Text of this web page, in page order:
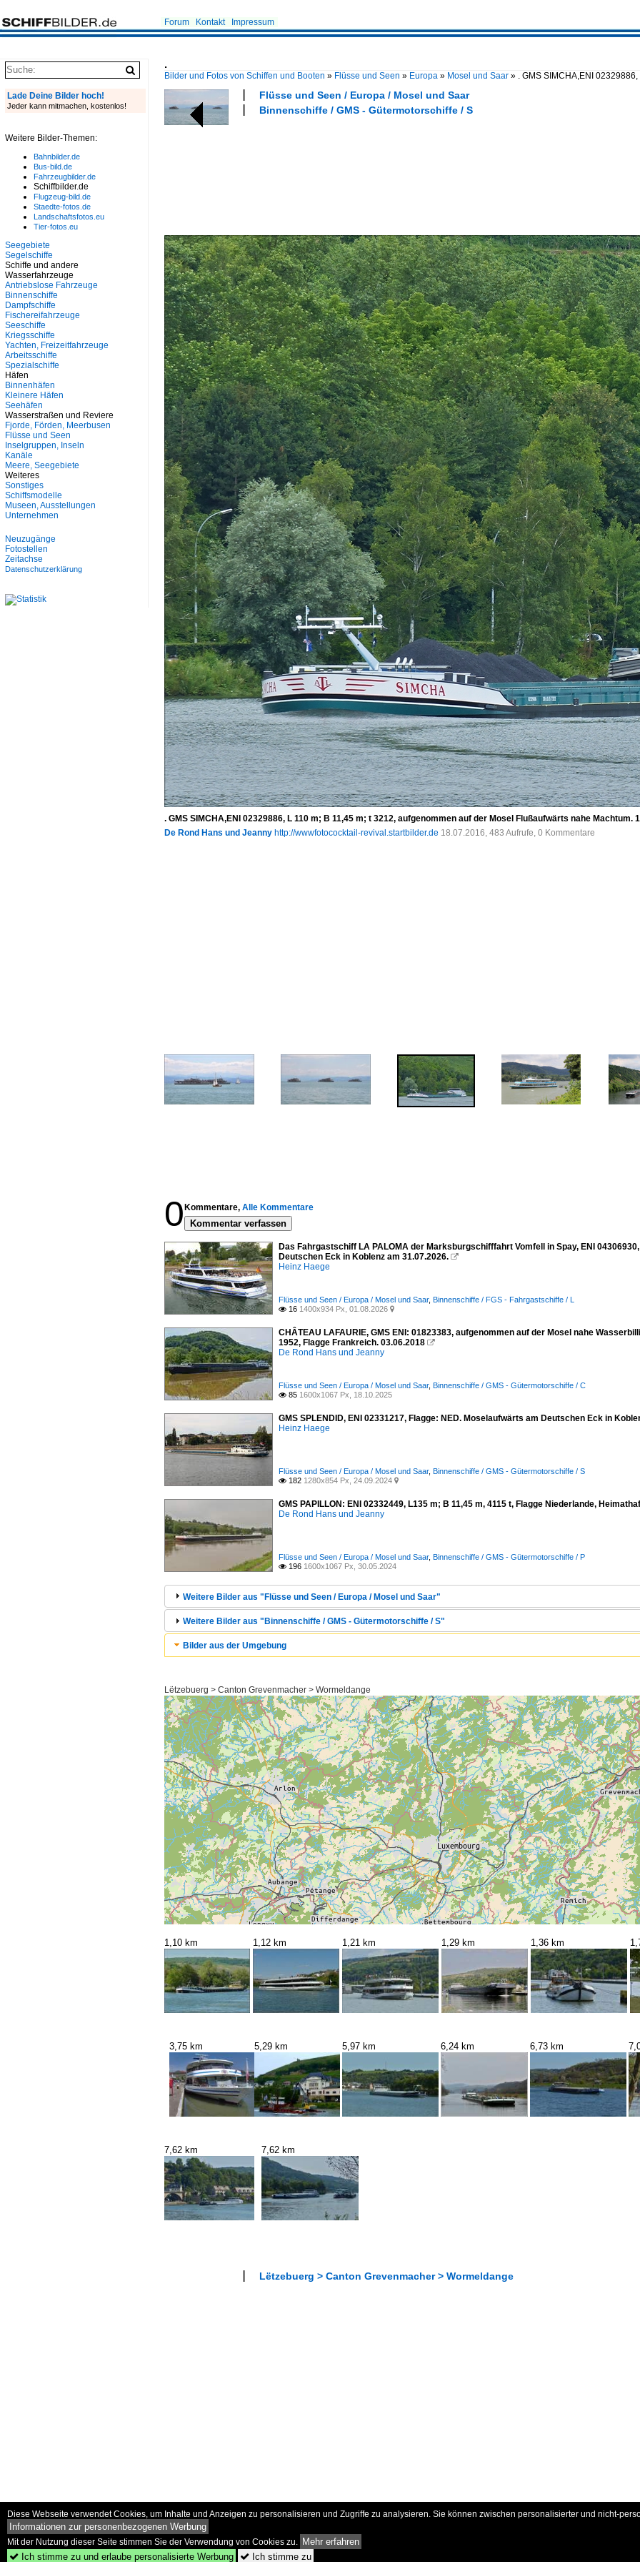
Forum Kontakt Impressum
.
Bilder und Fotos von Schiffen und Booten » Flüsse und Seen » Europa » Mosel und Saar » . GMS SIMCHA,ENI 02329886,
Flüsse und Seen / Europa / Mosel und Saar
Binnenschiffe / GMS - Gütermotorschiffe / S
. GMS SIMCHA,ENI 02329886, L 110 m; B 11,45 m; t 3212, aufgenommen auf der Mosel Flußaufwärts nahe Machtum.
De Rond Hans und Jeanny http://wwwfotococktail-revival.startbilder.de 18.07.2016, 483 Aufrufe, 0 Kommentare
0 Kommentare, Alle Kommentare
Kommentar verfassen
Das Fahrgastschiff LA PALOMA der Marksburgschifffahrt Vomfell in Spay, ENI
Deutschen Eck in Koblenz am 31.07.2026. 
Heinz Haege
Flüsse und Seen / Europa / Mosel und Saar, Binnenschiffe / FGS - Fahrgastschiffe / L
 16 1400x934 Px, 01.08.2026 
CHÂTEAU LAFAURIE, GMS ENI: 01823383, aufgenommen auf der Mosel nahe
1952, Flagge Frankreich. 03.06.2018 
De Rond Hans und Jeanny
Flüsse und Seen / Europa / Mosel und Saar, Binnenschiffe / GMS - Gütermotorschiffe / C
 85 1600x1067 Px, 18.10.2025
GMS SPLENDID, ENI 02331217, Flagge: NED. Moselaufwärts am Deutschen Eck in
Heinz Haege
Flüsse und Seen / Europa / Mosel und Saar, Binnenschiffe / GMS - Gütermotorschiffe / S
 182 1280x854 Px, 24.09.2024 
GMS PAPILLON: ENI 02332449, L135 m; B 11,45 m, 4115 t, Flagge Niederlande,
De Rond Hans und Jeanny
Flüsse und Seen / Europa / Mosel und Saar, Binnenschiffe / GMS - Gütermotorschiffe / P
 196 1600x1067 Px, 30.05.2024
Weitere Bilder aus "Flüsse und Seen / Europa / Mosel und Saar"
Weitere Bilder aus "Binnenschiffe / GMS - Gütermotorschiffe / S"
Bilder aus der Umgebung
Lëtzebuerg > Canton Grevenmacher > Wormeldange
1,10 km 1,12 km 1,21 km 1,29 km 1,36 km
3,75 km 5,29 km 5,97 km 6,24 km 6,73 km
7,62 km 7,62 km
Lëtzebuerg > Canton Grevenmacher > Wormeldange
Lade Deine Bilder hoch!
Jeder kann mitmachen, kostenlos!
Weitere Bilder-Themen:
Bahnbilder.de
Bus-bild.de
Fahrzeugbilder.de
Schiffbilder.de
Flugzeug-bild.de
Staedte-fotos.de
Landschaftsfotos.eu
Tier-fotos.eu
Seegebiete
Segelschiffe
Schiffe und andere
Wasserfahrzeuge
Antriebslose Fahrzeuge
Binnenschiffe
Dampfschiffe
Fischereifahrzeuge
Seeschiffe
Kriegsschiffe
Yachten, Freizeitfahrzeuge
Arbeitsschiffe
Spezialschiffe
Häfen
Binnenhäfen
Kleinere Häfen
Seehäfen
Wasserstraßen und Reviere
Fjorde, Förden, Meerbusen
Flüsse und Seen
Inselgruppen, Inseln
Kanäle
Meere, Seegebiete
Weiteres
Sonstiges
Schiffsmodelle
Museen, Ausstellungen
Unternehmen
Neuzugänge
Fotostellen
Zeitachse
Datenschutzerklärung
Diese Webseite verwendet Cookies, um Inhalte und Anzeigen zu personalisieren und Zugriffe zu analysieren. Sie können zwischen personalisierter und nicht-
Informationen zur personenbezogenen Werbung
Mit der Nutzung dieser Seite stimmen Sie der Verwendung von Cookies zu. Mehr erfahren
 Ich stimme zu und erlaube personalisierte Werbung  Ich stimme zu